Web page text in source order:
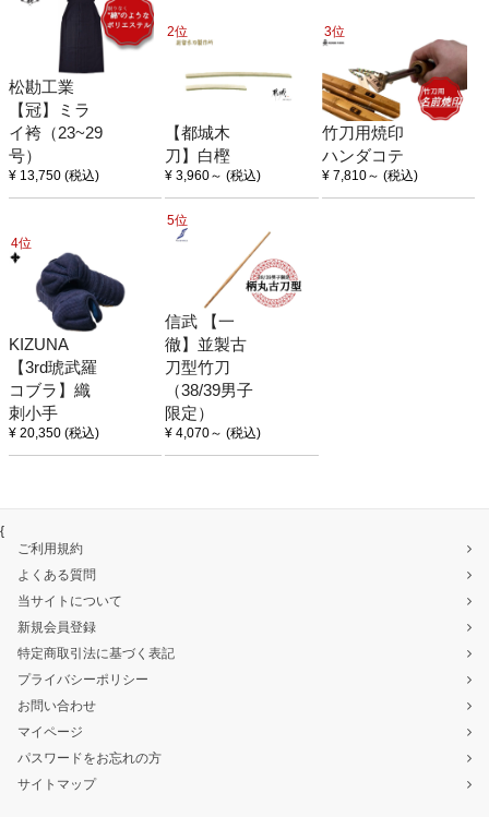
松勘工業
【冠】ミラ
イ袴（23~29
号）
¥ 13,750 (税込)
2位
【都城木
刀】白樫
¥ 3,960～ (税込)
3位
竹刀用焼印
ハンダコテ
¥ 7,810～ (税込)
4位
KIZUNA
【3rd琥武羅
コブラ】織
刺小手
¥ 20,350 (税込)
5位
信武 【一
徹】並製古
刀型竹刀
（38/39男子
限定）
¥ 4,070～ (税込)
{
ご利用規約
よくある質問
当サイトについて
新規会員登録
特定商取引法に基づく表記
プライバシーポリシー
お問い合わせ
マイページ
パスワードをお忘れの方
サイトマップ